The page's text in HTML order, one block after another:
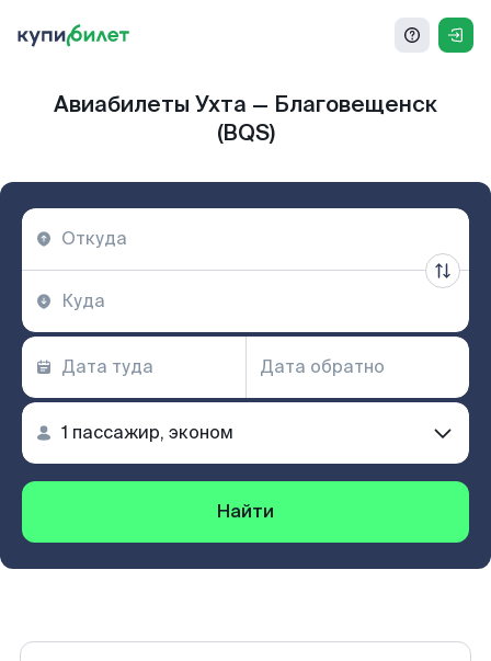
Авиабилеты Ухта — Благовещенск
(BQS)
Найти